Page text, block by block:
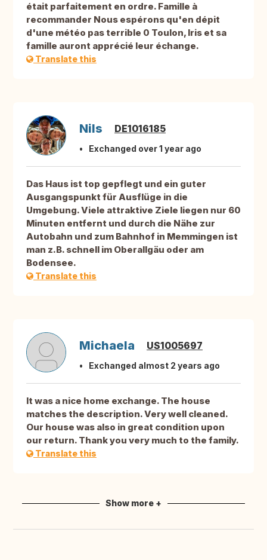
était parfaitement en ordre. Famille à
recommander Nous espérons qu'en dépit
d'une météo pas terrible 0 Toulon, Iris et sa
famille auront apprécié leur échange.
Translate this
Nils DE1016185
Exchanged over 1 year ago
Das Haus ist top gepflegt und ein guter
Ausgangspunkt für Ausflüge in die
Umgebung. Viele attraktive Ziele liegen nur 60
Minuten entfernt und durch die Nähe zur
Autobahn und zum Bahnhof in Memmingen ist
man z.B. schnell im Oberallgäu oder am
Bodensee.
Translate this
Michaela US1005697
Exchanged almost 2 years ago
It was a nice home exchange. The house
matches the description. Very well cleaned.
Our house was also in great condition upon
our return. Thank you very much to the family.
Translate this
Show more +